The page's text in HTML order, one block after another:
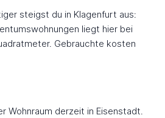
steigst du in Klagenfurt aus:
liegt hier bei
Gebrauchte kosten
Wohnraum derzeit in Eisenstadt.